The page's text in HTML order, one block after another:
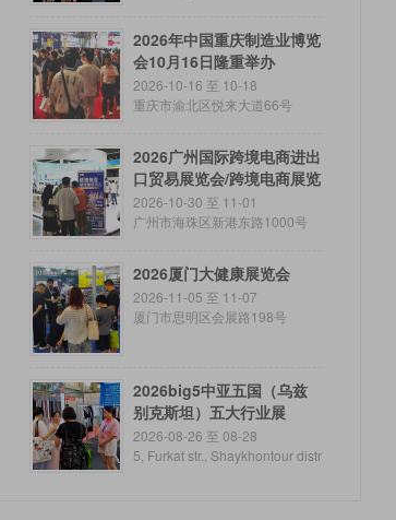
2026年中国重庆制造业博览
会10月16日隆重举办
2026-10-16 至 10-18
重庆市渝北区悦来大道66号
2026广州国际跨境电商进出
口贸易展览会/跨境电商展览
会
2026-10-30 至 11-01
广州市海珠区新港东路1000号
2026厦门大健康展览会
2026-11-05 至 11-07
厦门市思明区会展路198号
2026big5中亚五国（乌兹
别克斯坦）五大行业展
2026-08-26 至 08-28
5, Furkat str., Shaykhontour distr